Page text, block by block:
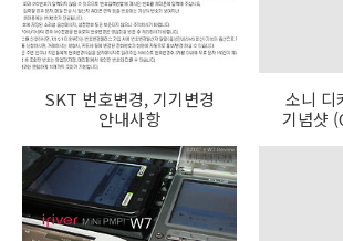
SKT 번호변경, 기기변경
안내사항
소니 디
기념샷